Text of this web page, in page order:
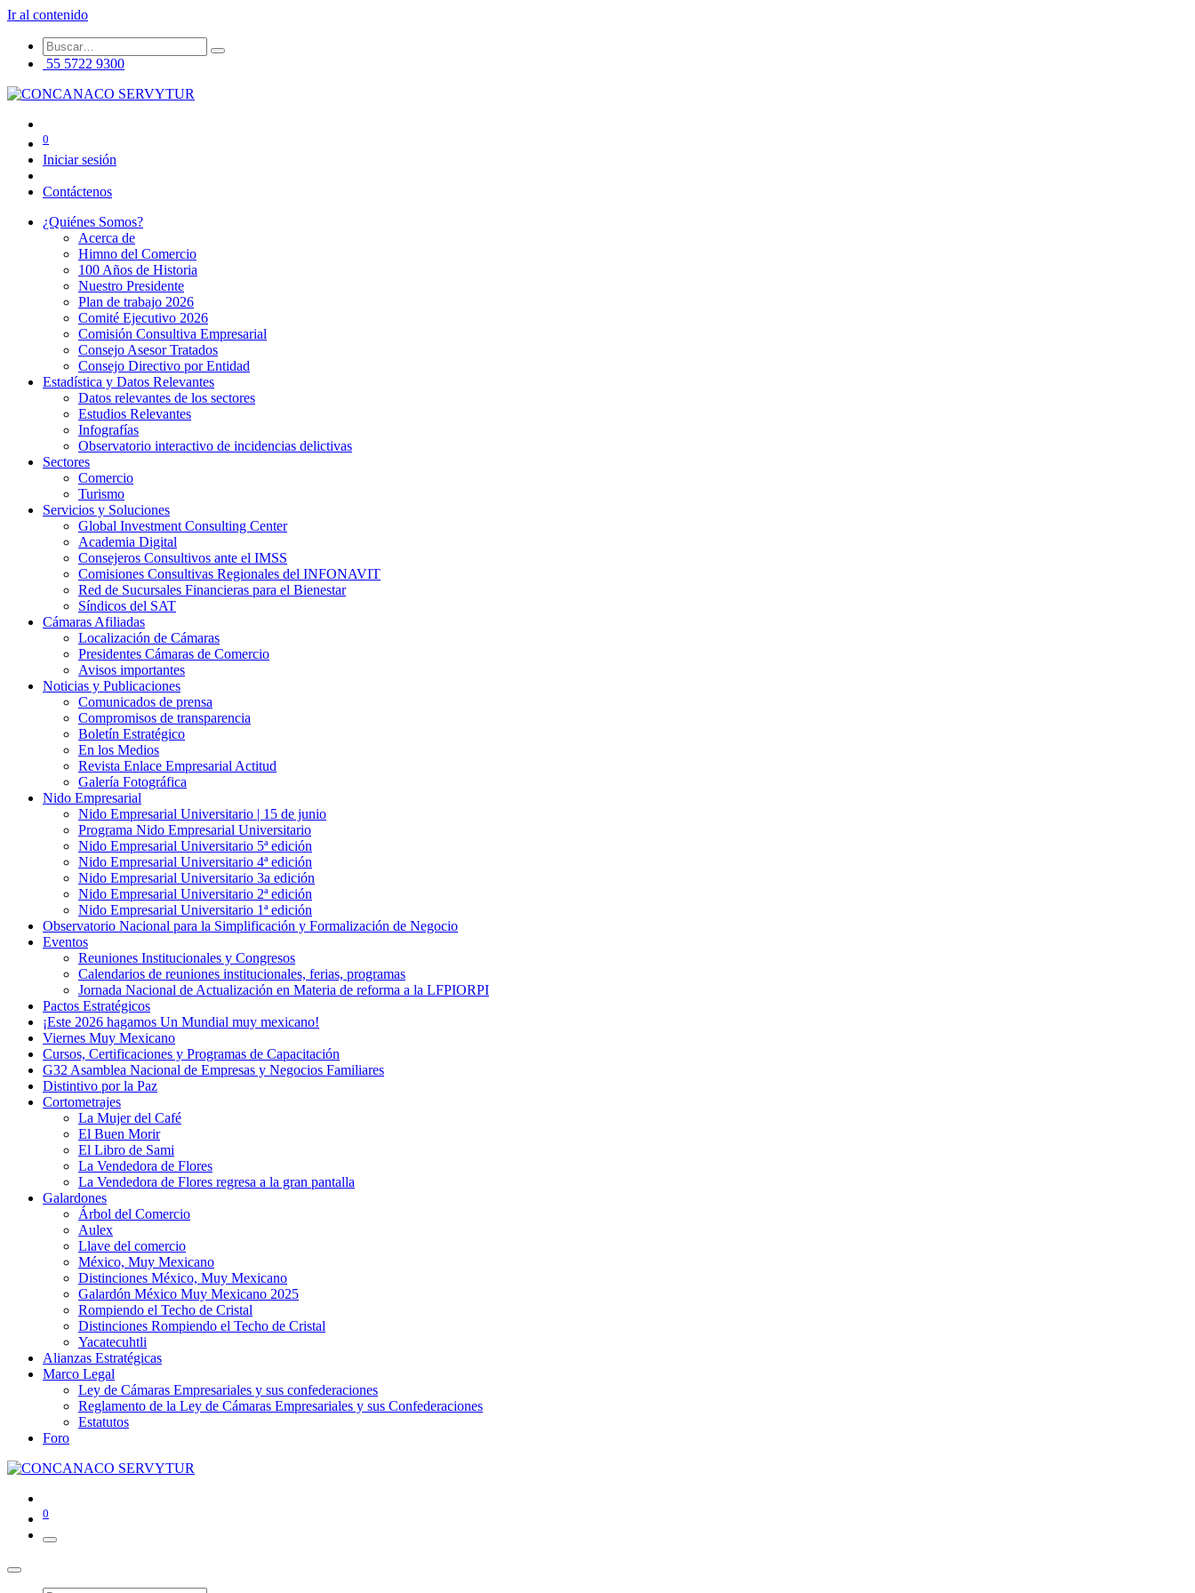
Ir al contenido
55 5722 9300
0
Iniciar sesión
Contáctenos
¿Quiénes Somos?
Acerca de
Himno del Comercio
100 Años de Historia
Nuestro Presidente
Plan de trabajo 2026
Comité Ejecutivo 2026
Comisión Consultiva Empresarial
Consejo Asesor Tratados
Consejo Directivo por Entidad
Estadística y Datos Relevantes
Datos relevantes de los sectores
Estudios Relevantes
Infografías
Observatorio interactivo de incidencias delictivas
Sectores
Comercio
Turismo
Servicios y Soluciones
Global Investment Consulting Center
Academia Digital
Consejeros Consultivos ante el IMSS
Comisiones Consultivas Regionales del INFONAVIT
Red de Sucursales Financieras para el Bienestar
Síndicos del SAT
Cámaras Afiliadas
Localización de Cámaras
Presidentes Cámaras de Comercio
Avisos importantes
Noticias y Publicaciones
Comunicados de prensa
Compromisos de transparencia
Boletín Estratégico
En los Medios
Revista Enlace Empresarial Actitud
Galería Fotográfica
Nido Empresarial
Nido Empresarial Universitario | 15 de junio
Programa Nido Empresarial Universitario
Nido Empresarial Universitario 5ª edición
Nido Empresarial Universitario 4ª edición
Nido Empresarial Universitario 3a edición
Nido Empresarial Universitario 2ª edición
Nido Empresarial Universitario 1ª edición
Observatorio Nacional para la Simplificación y Formalización de Negocio
Eventos
Reuniones Institucionales y Congresos
Calendarios de reuniones institucionales, ferias, programas
Jornada Nacional de Actualización en Materia de reforma a la LFPIORPI
Pactos Estratégicos
¡Este 2026 hagamos Un Mundial muy mexicano!
Viernes Muy Mexicano
Cursos, Certificaciones y Programas de Capacitación
G32 Asamblea Nacional de Empresas y Negocios Familiares
Distintivo por la Paz
Cortometrajes
La Mujer del Café
El Buen Morir
El Libro de Sami
La Vendedora de Flores
La Vendedora de Flores regresa a la gran pantalla
Galardones
Árbol del Comercio
Aulex
Llave del comercio
México, Muy Mexicano
Distinciones México, Muy Mexicano
Galardón México Muy Mexicano 2025
Rompiendo el Techo de Cristal
Distinciones Rompiendo el Techo de Cristal
Yacatecuhtli
Alianzas Estratégicas
Marco Legal
Ley de Cámaras Empresariales y sus confederaciones
Reglamento de la Ley de Cámaras Empresariales y sus Confederaciones
Estatutos
Foro
0